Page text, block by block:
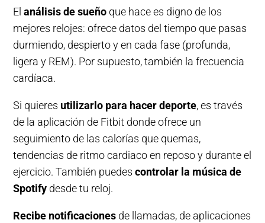
Elanálisis de sueño que hace es digno de los
mejores relojes: ofrece datos del tiempo que pasas
durmiendo, despierto y en cada fase (profunda,
ligera y REM). Por supuesto, también la frecuencia
cardíaca.
Si quieres utilizarlo para hacer deporte, es través
de la aplicación de Fitbit donde ofrece un
seguimiento de las calorías que quemas,
tendencias de ritmo cardiaco en reposo y durante el
ejercicio. También puedescontrolar la música de
Spotify desde tu reloj.
Recibe notificaciones de llamadas, de aplicaciones